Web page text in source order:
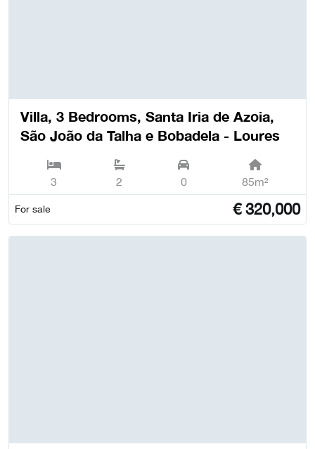
Villa, 3 Bedrooms, Santa Iria de Azoia,
São João da Talha e Bobadela - Loures
3 2 0 85m²
For sale €320,000